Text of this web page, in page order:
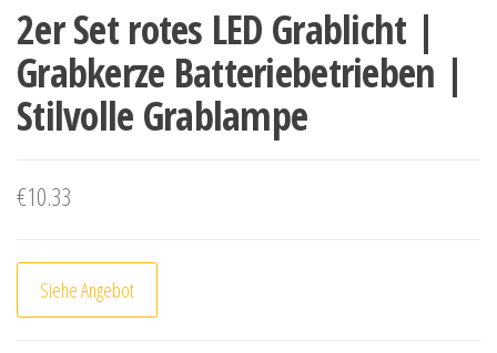
2er Set rotes LED Grablicht |
Grabkerze Batteriebetrieben |
Stilvolle Grablampe
€10.33
Siehe Angebot